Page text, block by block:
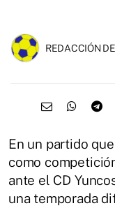
REDACCIÓN
En un partido
como
ante el CD
una temporada